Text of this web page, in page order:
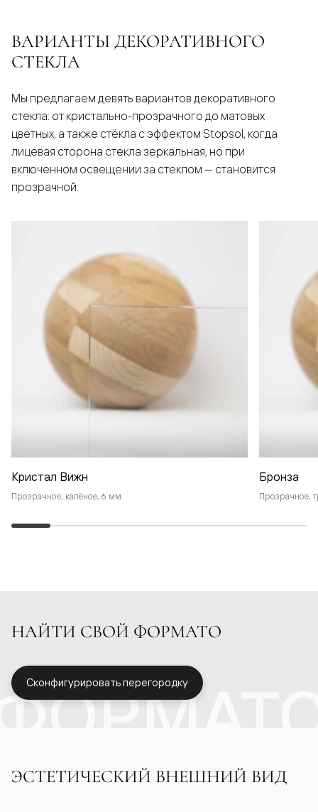
ВАРИАНТЫ ДЕКОРАТИВНОГО
СТЕКЛА
Мы предлагаем девять вариантов декоративного
стекла: от кристально-прозрачного до матовых
цветных, а также стёкла с эффектом Stopsol, когда
лицевая сторона стекла зеркальная, но при
включенном освещении за стеклом — становится
прозрачной.
Кристал Вижн
Прозрачное, калёное, 6 мм
Бронза
Прозрачное,
НАЙТИ СВОЙ ФОРМАТО
Сконфигурировать перегородку
ЭСТЕТИЧЕСКИЙ ВНЕШНИЙ ВИД